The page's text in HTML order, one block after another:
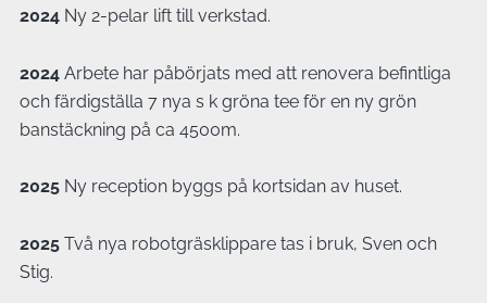
2024Ny 2-pelar lift till verkstad.
2024Arbete har påbörjats med att renovera befintliga
och färdigställa 7 nya s k gröna tee för en ny grön
banstäckning på ca 4500m.
2025Ny reception byggs på kortsidan av huset.
2025Två nya robotgräsklippare tas i bruk, Sven och
Stig.